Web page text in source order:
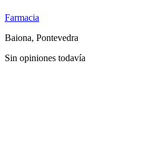
Farmacia
Baiona, Pontevedra
Sin opiniones todavía